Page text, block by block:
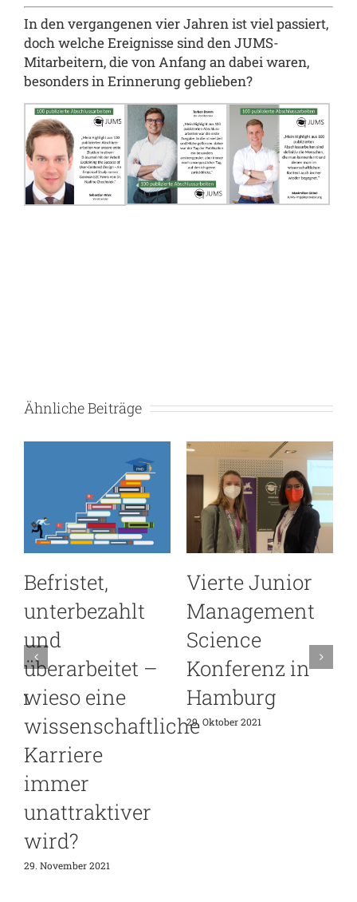
In den vergangenen vier Jahren ist viel passiert,
doch welche Ereignisse sind den JUMS-
Mitarbeitern, die von Anfang an dabei waren,
besonders in Erinnerung geblieben?
Ähnliche Beiträge
Befristet,
unterbezahlt
und
überarbeitet –
wieso eine
wissenschaftliche
Karriere
immer
unattraktiver
wird?
29. November 2021
Vierte Junior
Management
Science
Konferenz in
Hamburg
29. Oktober 2021